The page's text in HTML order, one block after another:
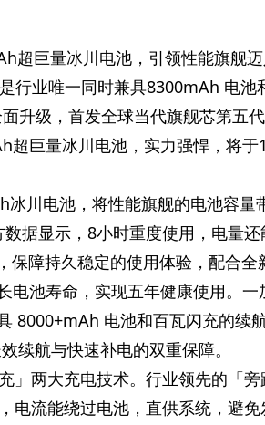
超巨量冰川电池，引领性能旗舰迈
行业唯一同时兼具8300mAh 电池
升级，首发全球当代旗舰芯第五
超巨量冰川电池，实力强悍，将于
冰川电池，将性能旗舰的电池容量
据显示，8小时重度使用，电量还
保障持久稳定的使用体验，配合全
电池寿命，实现五年健康使用。一
8000+mAh 电池和百瓦闪充的续
续航与快速补电的双重保障。
」两大充电技术。行业领先的「旁
电流能绕过电池，直供系统，避免